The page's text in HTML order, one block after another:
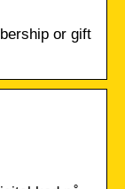
or gift